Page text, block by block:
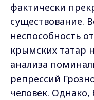
фактически
существование.
неспособность
крымских татар
анализа
репрессий
человек.